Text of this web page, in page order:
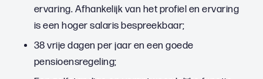
ervaring. Afhankelijk van het profiel en ervaring
is een hoger salaris bespreekbaar;
38 vrije dagen per jaar en een goede
pensioensregeling;